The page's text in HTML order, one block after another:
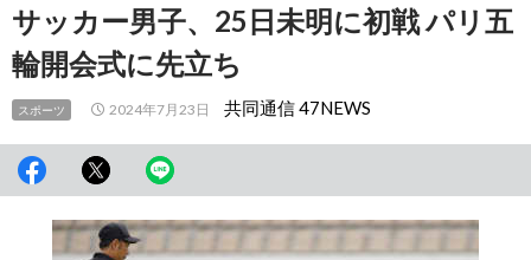
サッカー男子、25日未明に初戦 パリ五
輪開会式に先立ち
スポーツ 2024年7月23日 共同通信 47NEWS